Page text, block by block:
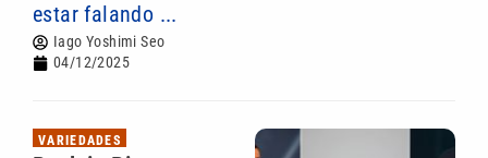
estar falando ...
Iago Yoshimi Seo
04/12/2025
VARIEDADES